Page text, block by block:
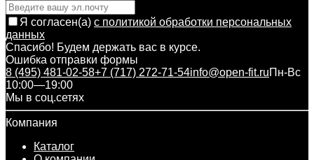
Я согласен(a) с политикой обработки персональных
данных
Спасибо! Будем держать вас в курсе.
Ошибка отправки формы
8 (495) 481-02-58+7 (717) 272-71-54info@open-fit.ruПн-Вс
10:00—19:00
Мы в соц.сетях
Компания
Каталог